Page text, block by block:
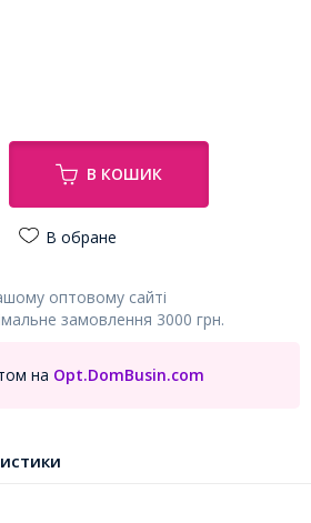
В КОШИК
В обране
оптовому сайті
замовлення 3000 грн.
на Opt.DomBusin.com